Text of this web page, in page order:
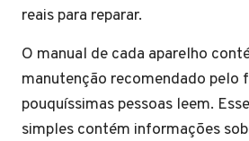
reais para reparar.
O manual de cada aparelho
manutenção recomendado pelo
pouquíssimas pessoas leem.
simples contém informações